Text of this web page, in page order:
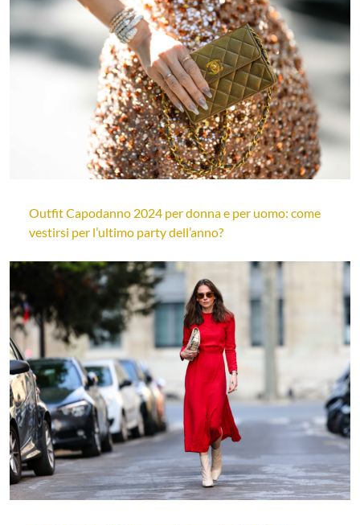
Outfit Capodanno 2024 per donna e per uomo: come
vestirsi per l’ultimo party dell’anno?